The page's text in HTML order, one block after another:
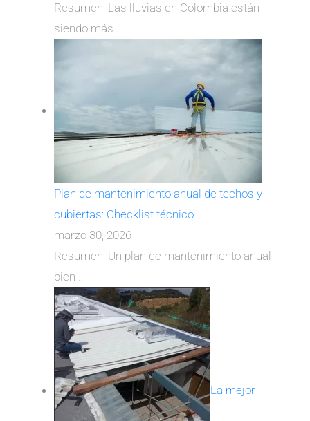
Resumen: Las lluvias en Colombia están
siendo más …
Plan de mantenimiento anual de techos y
cubiertas: Checklist técnico
marzo 30, 2026
Resumen: Un plan de mantenimiento anual
bien …
La mejor